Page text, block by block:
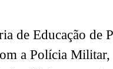
de Educação de
a Polícia